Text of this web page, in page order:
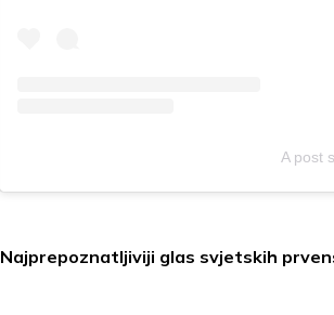
A post
Najprepoznatljiviji glas svjetskih